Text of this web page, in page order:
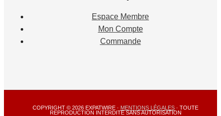
Espace Membre
Mon Compte
Commande
COPYRIGHT © 2026 EXPATWIRE · MENTIONS LÉGALES · TOUTE
REPRODUCTION INTERDITE SANS AUTORISATION